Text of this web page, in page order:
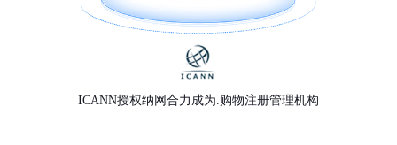
ICANN授权纳网合力成为.购物注册管理机构